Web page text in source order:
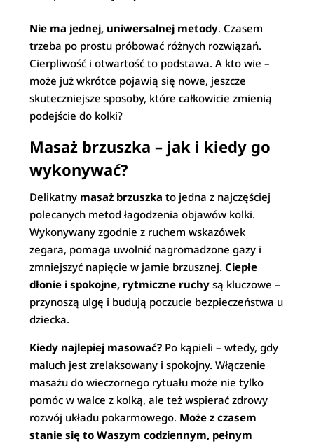
Nie ma jednej, uniwersalnej metody. Czasem
trzeba po prostu próbować różnych rozwiązań.
Cierpliwość i otwartość to podstawa. A kto wie –
może już wkrótce pojawią się nowe, jeszcze
skuteczniejsze sposoby, które całkowicie zmienią
podejście do kolki?
Masaż brzuszka – jak i kiedy go
wykonywać?
Delikatny masaż brzuszka to jedna z najczęściej
polecanych metod łagodzenia objawów kolki.
Wykonywany zgodnie z ruchem wskazówek
zegara, pomaga uwolnić nagromadzone gazy i
zmniejszyć napięcie w jamie brzusznej.Ciepłe
dłonie i spokojne, rytmiczne ruchy są kluczowe –
przynoszą ulgę i budują poczucie bezpieczeństwa u
dziecka.
Kiedy najlepiej masować? Po kąpieli – wtedy, gdy
maluch jest zrelaksowany i spokojny. Włączenie
masażu do wieczornego rytuału może nie tylko
pomóc w walce z kolką, ale też wspierać zdrowy
rozwój układu pokarmowego. Może z czasem
stanie się to Waszym codziennym, pełnym